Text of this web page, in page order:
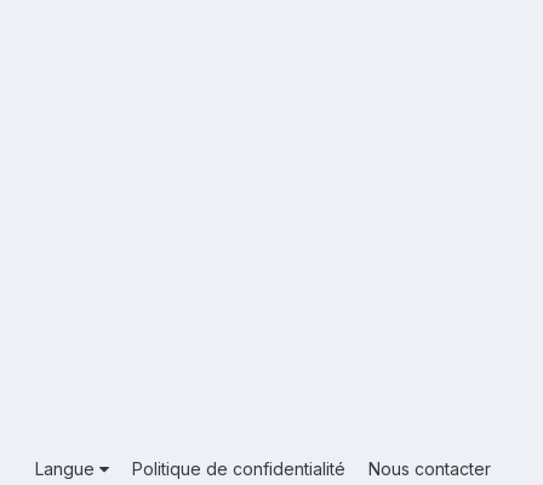
Langue Politique de confidentialité
Nous contacter